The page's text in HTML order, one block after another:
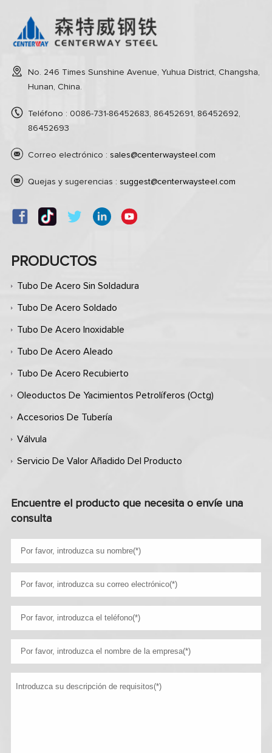
No. 246 Times Sunshine Avenue, Yuhua District, Changsha,
Hunan, China.
Teléfono : 0086-731-86452683, 86452691, 86452692,
86452693
Correo electrónico : sales@centerwaysteel.com
Quejas y sugerencias : suggest@centerwaysteel.com
PRODUCTOS
Tubo De Acero Sin Soldadura
Tubo De Acero Soldado
Tubo De Acero Inoxidable
Tubo De Acero Aleado
Tubo De Acero Recubierto
Oleoductos De Yacimientos Petrolíferos (octg)
Accesorios De Tubería
Válvula
Servicio De Valor Añadido Del Producto
Encuentre el producto que necesita o envíe una
consulta